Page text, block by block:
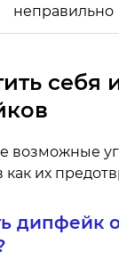
неправильно
себя
возможные
их
дипфейк